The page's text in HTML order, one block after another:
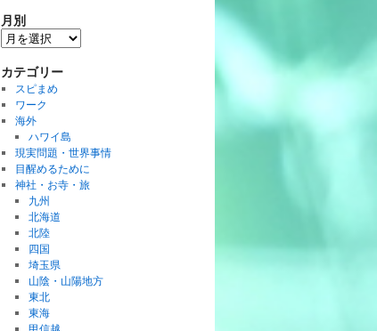
月別
月
別
カテゴリー
スピまめ
ワーク
海外
ハワイ島
現実問題・世界事情
目醒めるために
神社・お寺・旅
九州
北海道
北陸
四国
埼玉県
山陰・山陽地方
東北
東海